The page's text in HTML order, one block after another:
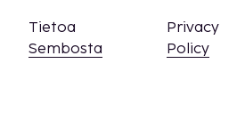
Tietoa
Sembosta
Privacy
Policy